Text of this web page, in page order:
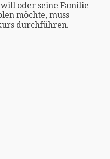
oder seine Familie
möchte, muss
durchführen.